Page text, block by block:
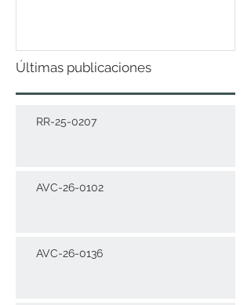
Últimas publicaciones
RR-25-0207
AVC-26-0102
AVC-26-0136